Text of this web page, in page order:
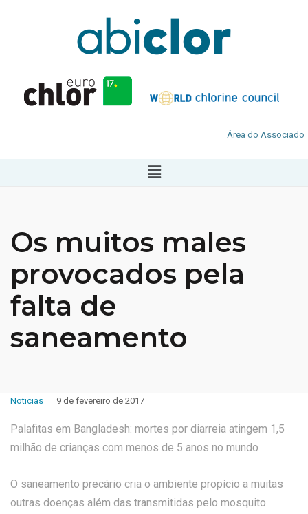
Área do Associado
Os muitos males
provocados pela
falta de
saneamento
Noticias 9 de fevereiro de 2017
Palafitas em Bangladesh: mortes por diarreia atingem 1,5
milhão de crianças com menos de 5 anos no mundo
O saneamento precário cria o ambiente propício a muitas
outras doenças além das transmitidas pelo mosquito